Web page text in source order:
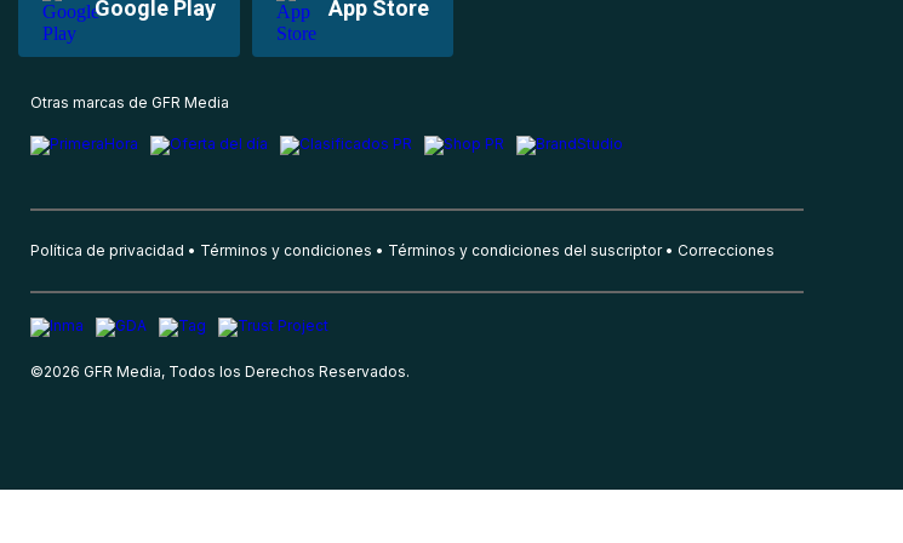
Google Play App Store
Otras marcas de GFR Media
Política de privacidad Términos y condiciones Términos y condiciones del suscriptor Correcciones
©2026 GFR Media, Todos los Derechos Reservados.